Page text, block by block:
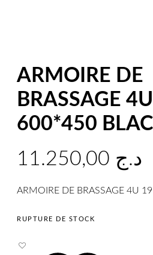
ARMOIRE DE
BRASSAGE
600*450
د.ج
ARMOIRE DE BRASSAGE 4U
RUPTURE DE STOCK